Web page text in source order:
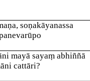
soṇakāyanassa
mayā sayaṃ abhiññā
cattāri?